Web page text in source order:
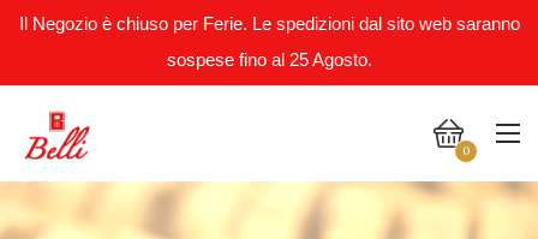
Il Negozio è chiuso per Ferie. Le spedizioni dal sito web saranno
sospese fino al 25 Agosto.
0